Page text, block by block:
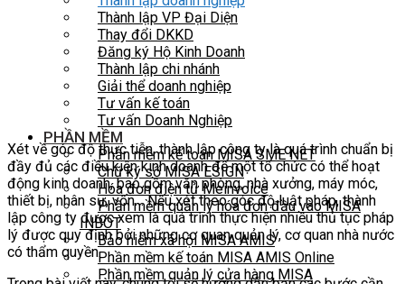
Thành lập VP Đại Diện
Thay đổi DKKD
Đăng ký Hộ Kinh Doanh
Thành lập chi nhánh
Giải thể doanh nghiệp
Tư vấn kế toán
Tư vấn Doanh Nghiệp
PHẦN MỀM
Phần mềm kế toán MISA SME NET
Chữ ký số MISA ESIGN
Hóa đơn điện tử Meinvoice
Phần mềm quản lý hóa đơn đầu vào MISA
INBOT
Bảo hiểm xã hội MISA AMIS
Phần mềm kế toán MISA AMIS Online
Phần mềm quản lý cửa hàng MISA
Xét về góc độ thực tiễn, thành lập công ty là quá trình chuẩn bị
đầy đủ các điều kiện kinh doanh để một tổ chức có thể hoạt
động kinh doanh, bao gồm văn phòng, nhà xưởng, máy móc,
thiết bị, nhân sự, vốn… Nếu xét theo góc độ luật pháp, thành
lập công ty được xem là quá trình thực hiện nhiều thủ tục pháp
lý được quy định bởi những cơ quan quản lý, cơ quan nhà nước
có thẩm quyền.